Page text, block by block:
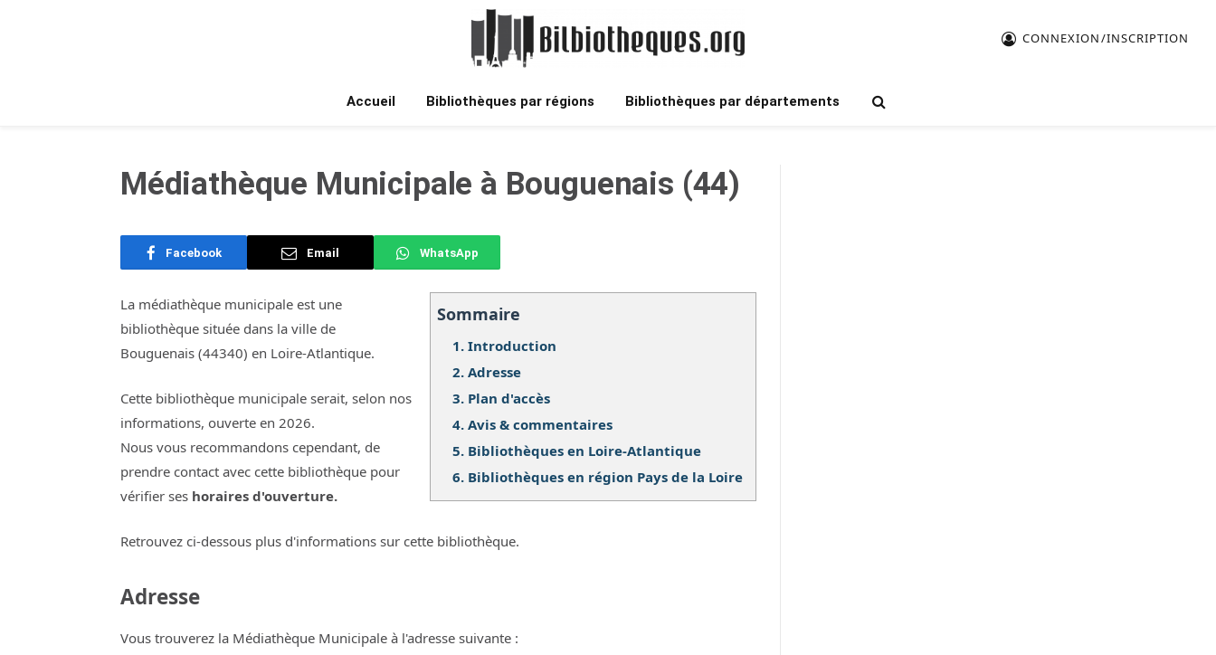
CONNEXION/INSCRIPTION
Accueil Bibliothèques par régions Bibliothèques par départements
Médiathèque Municipale à Bouguenais (44)
Facebook Email WhatsApp
Sommaire
1. Introduction
2. Adresse
3. Plan d'accès
4. Avis & commentaires
5. Bibliothèques en Loire-Atlantique
6. Bibliothèques en région Pays de la Loire
La médiathèque municipale est une
bibliothèque située dans la ville de
Bouguenais (44340) en Loire-Atlantique.
Cette bibliothèque municipale serait, selon nos
informations, ouverte en 2026.
Nous vous recommandons cependant, de
prendre contact avec cette bibliothèque pour
vérifier ses horaires d'ouverture.
Retrouvez ci-dessous plus d'informations sur cette bibliothèque.
Adresse
Vous trouverez la Médiathèque Municipale à l'adresse suivante :